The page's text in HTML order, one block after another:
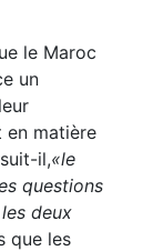
le Maroc
un
en matière
il,«le
questions
deux
que les